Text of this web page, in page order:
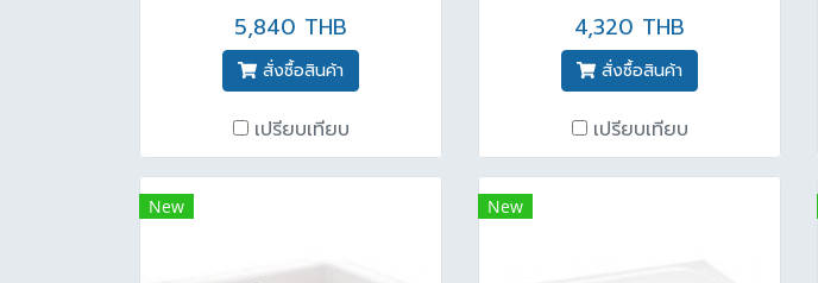
5,840 THB
สั่งซื้อสินค้า
เปรียบเทียบ
4,320 THB
สั่งซื้อสินค้า
เปรียบเทียบ
New New